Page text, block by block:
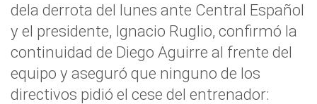
dela derrota del lunes ante Central Español
y el presidente, Ignacio Ruglio, confirmó la
continuidad de Diego Aguirre al frente del
equipo y aseguró que ninguno de los
directivos pidió el cese del entrenador: